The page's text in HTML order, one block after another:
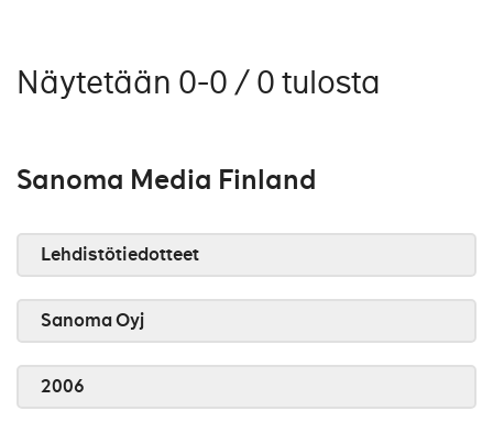
Näytetään 0-0 / 0 tulosta
Sanoma Media Finland
Lehdistötiedotteet
Sanoma Oyj
2006